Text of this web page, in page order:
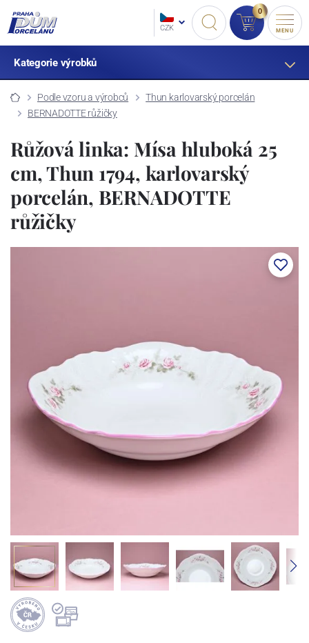
CZK
0
MENU
Kategorie výrobků
Podle vzoru a výrobců
Thun karlovarský porcelán
BERNADOTTE růžičky
Růžová linka: Mísa hluboká 25
cm, Thun 1794, karlovarský
porcelán, BERNADOTTE
růžičky